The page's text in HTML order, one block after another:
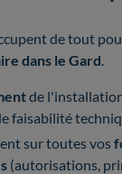
de tout
dans le Gard
de
faisabilité
sur toutes vos
(autorisations,